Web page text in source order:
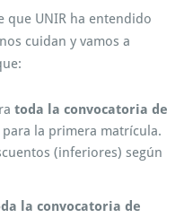
que UNIR ha entendido
cuidan y vamos a
toda la convocatoria de
para la primera matrícula.
(inferiores) según
la convocatoria de